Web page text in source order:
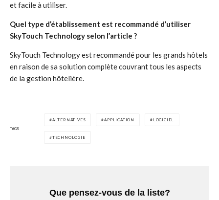
et facile à utiliser.
Quel type d’établissement est recommandé d’utiliser
SkyTouch Technology selon l’article ?
SkyTouch Technology est recommandé pour les grands hôtels
en raison de sa solution complète couvrant tous les aspects
de la gestion hôtelière.
TAGS
ALTERNATIVES APPLICATION LOGICIEL
TECHNOLOGIE
Que pensez-vous de la liste?